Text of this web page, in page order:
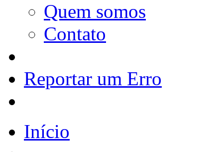
Quem somos
Contato
Reportar um Erro
Início